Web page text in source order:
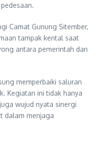
Camat Gunung Sitember,
tampak kental saat
antara pemerintah dan
memperbaiki saluran
Kegiatan ini tidak hanya
wujud nyata sinergi
dalam menjaga